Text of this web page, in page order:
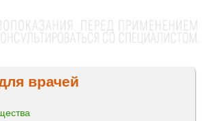
врачей